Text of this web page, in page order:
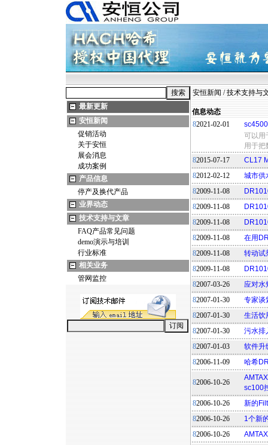
最新更新
安恒新闻
促销活动
关于安恒
展会消息
成功案例
产品信息
停产及换代产品
业界动态
技术支持与文章
FAQ产品常见问题
demo演示与培训
行业标准
相关业务
管网监控
安恒新闻 /技术支持与
信息动态
82021-02-01
可以用
用于把
82015-07-17
CL17
82012-02-12
城市供
82009-11-08
82009-11-08
82009-11-08
82009-11-08
在用
82009-11-08
转动试
82009-11-08
82007-03-26
应对水
82007-01-30
专家谈
82007-01-30
生活饮
82007-01-30
污水排
82007-01-03
软件升
82006-11-09 哈希
82006-10-26
sc100
82006-10-26
新的
82006-10-26
1个新
82006-10-26